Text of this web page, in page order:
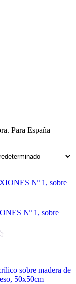
Para España
Nº 1, sobre
sobre madera de
50x50cm